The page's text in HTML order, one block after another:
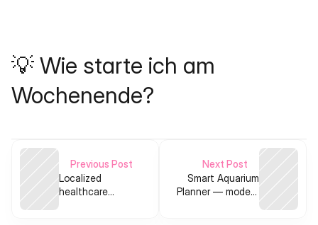
💡 Wie starte ich am
Wochenende?
Previous Post
Localized
healthcare
Next Post
Smart Aquarium
Planner — modern